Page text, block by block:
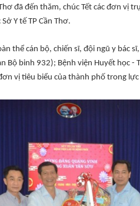
đã đến thăm, chúc Tết các đơn vị
Y tế TP Cần Thơ.
thể cán bộ, chiến sĩ, đội ngũ y bác
Bộ binh 932); Bệnh viện Huyết học -
vị tiêu biểu của thành phố trong